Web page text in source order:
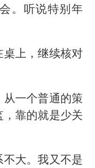
。听说特别年
上，继续核对
一个普通的策
靠的就是少关
大。我又不是